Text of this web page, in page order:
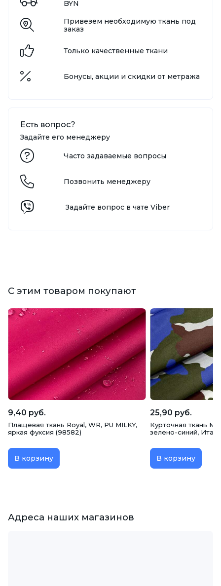
BYN
Привезём необходимую ткань под
заказ
Только качественные ткани
Бонусы, акции и скидки от метража
Есть вопрос?
Задайте его менеджеру
Часто задаваемые вопросы
Позвонить менеджеру
Задайте вопрос в чате Viber
С этим товаром покупают
9,40 руб.
Плащевая ткань Royal, WR, PU MILKY,
яркая фуксия (98582)
В корзину
25,90 руб.
Курточная ткань
зелено-синий,
В корзину
Адреса наших магазинов